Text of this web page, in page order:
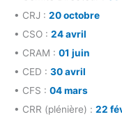
• CRJ : 20 octobre
• CSO : 24 avril
• CRAM : 01 juin
• CED : 30 avril
• CFS : 04 mars
• CRR (plénière) : 22